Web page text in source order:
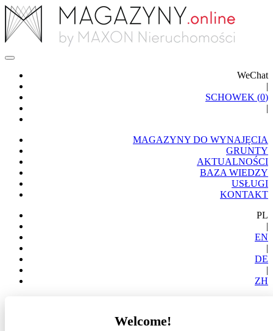
WeChat
|
SCHOWEK (0)
|
MAGAZYNY DO WYNAJĘCIA
GRUNTY
AKTUALNOŚCI
BAZA WIEDZY
USŁUGI
KONTAKT
PL
|
EN
|
DE
|
ZH
Welcome!